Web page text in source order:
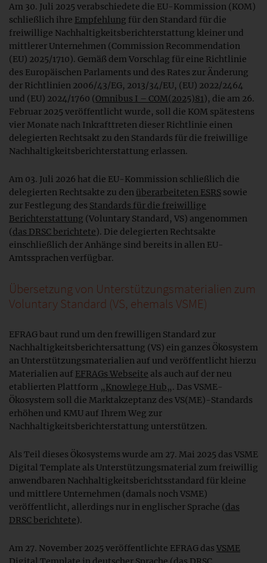
Am 30. Juli 2025 verabschiedete die EU-Kommission (KOM)
schließlich ihre Empfehlung für den Standard für die
freiwillige Nachhaltigkeitsberichterstattung kleiner und
mittlerer Unternehmen (Commission Recommendation
(EU) 2025/1710). Gemäß dem Vorschlag für eine Richtlinie
des Europäischen Parlaments und des Rates zur Änderung
der Richtlinien 2006/43/EG, 2013/34/EU, (EU) 2022/2464
und (EU) 2024/1760 (Omnibus I – COM(2025)81), die am 26.
Februar 2025 veröffentlicht wurde, soll die KOM spätestens
vier Monate nach Inkrafttreten dieser Richtlinie einen
delegierten Rechtsakt zu den Standards für die freiwillige
Nachhaltigkeitsberichterstattung erlassen.
Am 03. Juli 2026 hat die EU-Kommission schließlich die
delegierten Rechtsakte zu den überarbeiteten ESRS sowie
zur Festlegung des Standards für die freiwillige
Berichterstattung (Voluntary Standard, VS) angenommen
(das DRSC berichtete). Die delegierten Rechtsakte
einschließlich der Anhänge sind bereits in allen EU-
Amtssprachen verfügbar.
Übersetzung von Unterstützungsmaterialien zum
Voluntary Standard (VS, ehemals VSME)
EFRAG baut rund um den frewilligen Standard zur
Nachhaltigkeitsberichtersattung (VS) ein ganzes Ökosystem
an Unterstützungsmaterialien auf und veröffentlicht hierzu
Materialien auf EFRAGs Webseite als auch auf der neu
etablierten Plattform „Knowlege Hub„. Das VSME-
Ökosystem soll die Marktakzeptanz des VS(ME)-Standards
erhöhen und KMU auf Ihrem Weg zur
Nachhaltigkeitsberichterstattung unterstützen.
Als Teil dieses Ökosystems wurde am 27. Mai 2025 das VSME
Digital Template als Unterstützungsmaterial zum freiwillig
anwendbaren Nachhaltigkeitsberichtsstandard für kleine
und mittlere Unternehmen (damals noch VSME)
veröffentlicht, allerdings nur in englischer Sprache (das
DRSC berichtete).
Am 27. November 2025 veröffentlichte EFRAG das VSME